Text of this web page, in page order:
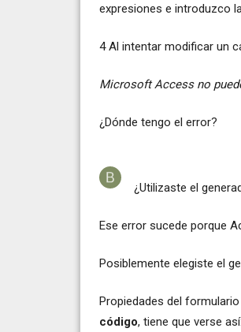
expresiones e introduzco
4 Al intentar modificar un
Microsoft Access no
¿Dónde tengo el error?
¿Utilizaste el
Ese error sucede porque
Posiblemente elegiste el
Propiedades del
código, tiene que verse así: